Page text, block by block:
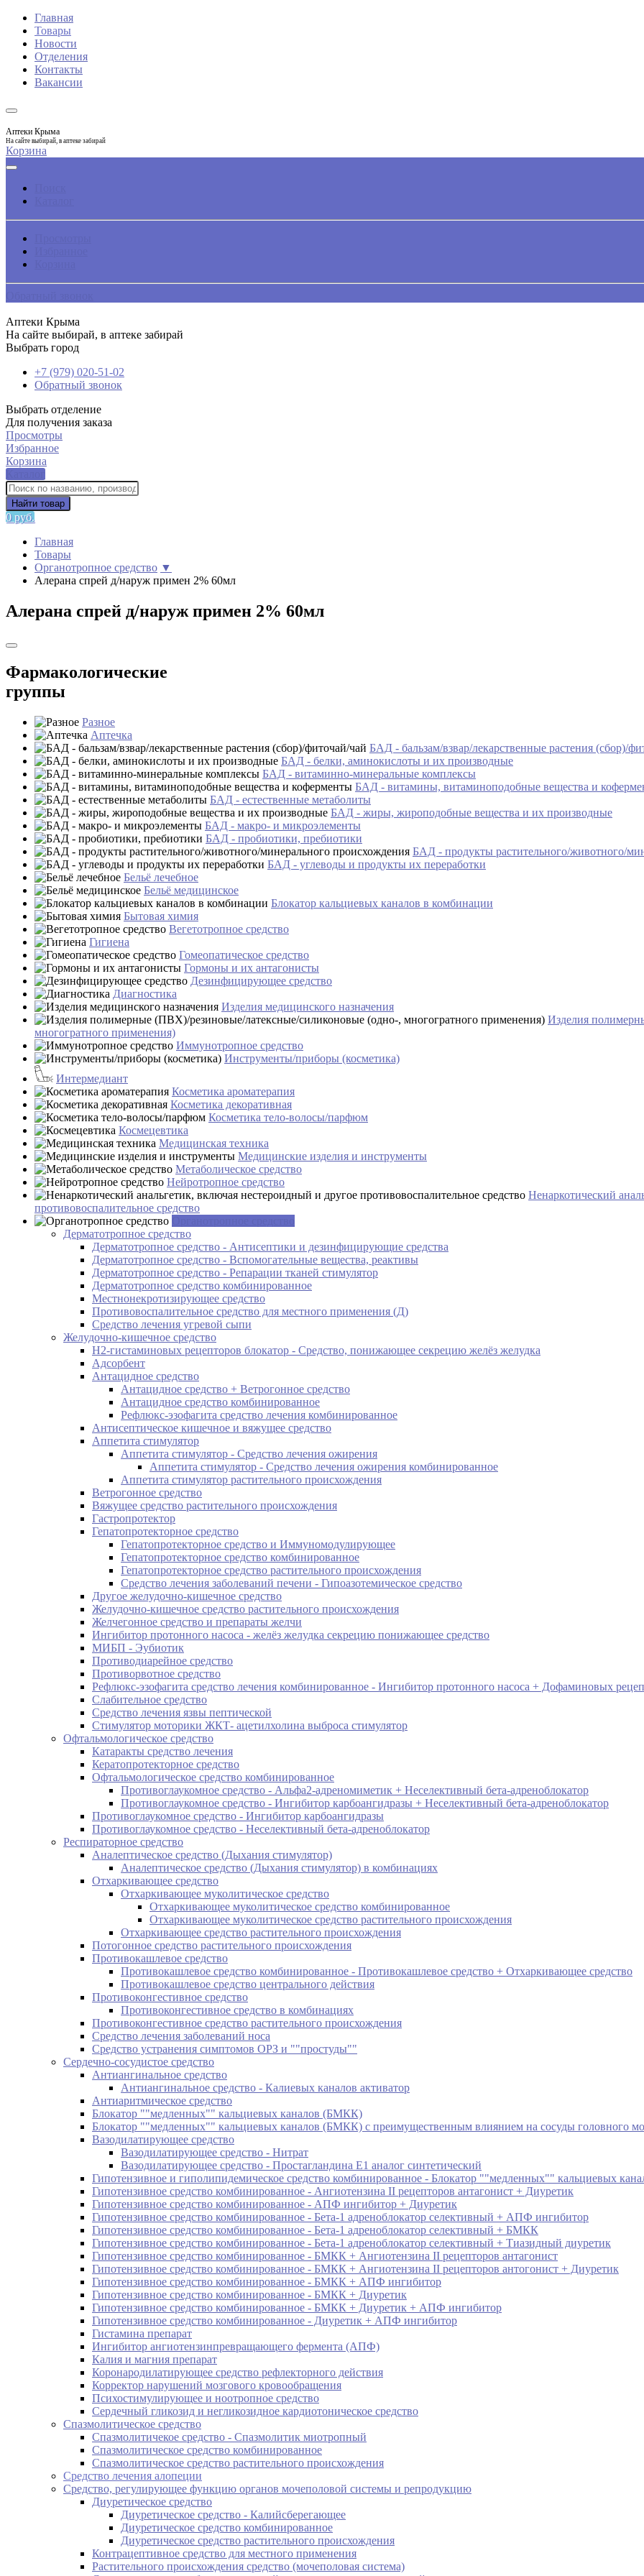
Главная
Товары
Новости
Отделения
Контакты
Вакансии
Аптеки Крыма
На сайте выбирай, в аптеке забирай
Корзина
Аптеки Крыма
На сайте выбирай, в аптеке забирай
Выбрать город
+7 (979) 020-51-02
Обратный звонок
Выбрать отделение
Для получения заказа
Просмотры
Избранное
Корзина
Найти товар
0 руб.
Главная
Товары
Органотропное средство ▼
Алерана спрей д/наруж примен 2% 60мл
Алерана спрей д/наруж примен 2% 60мл
Фармакологические
группы
Разное
Аптечка
БАД - бальзам/взвар/лекарственные растения (сбор)/
БАД - белки, аминокислоты и их производные
БАД - витаминно-минеральные комплексы
БАД - витамины, витаминоподобные вещества и
БАД - естественные метаболиты
БАД - жиры, жироподобные вещества и их производные
БАД - макро- и микроэлементы
БАД - пробиотики, пребиотики
БАД - продукты растительного/животного/
БАД - углеводы и продукты их переработки
Бельё лечебное
Бельё медицинское
Блокатор кальциевых каналов в комбинации
Бытовая химия
Вегетотропное средство
Гигиена
Гомеопатическое средство
Гормоны и их антагонисты
Дезинфицирующее средство
Диагностика
Изделия медицинского назначения
Изделия
многогратного применения)
Иммунотропное средство
Инструменты/приборы (косметика)
Интермедиант
Косметика ароматерапия
Косметика декоративная
Косметика тело-волосы/парфюм
Космецевтика
Медицинская техника
Медицинские изделия и инструменты
Метаболическое средство
Нейротропное средство
Ненаркотический
противовоспалительное средство
Дерматотропное средство
Дерматотропное средство - Антисептики и дезинфицирующие средства
Дерматотропное средство - Вспомогательные вещества, реактивы
Дерматотропное средство - Репарации тканей стимулятор
Дерматотропное средство комбинированное
Местнонекротизирующее средство
Противовоспалительное средство для местного применения (Д)
Средство лечения угревой сыпи
Желудочно-кишечное средство
H2-гистаминовых рецепторов блокатор - Средство, понижающее секрецию желёз желудка
Адсорбент
Антацидное средство
Антацидное средство + Ветрогонное средство
Антацидное средство комбинированное
Рефлюкс-эзофагита средство лечения комбинированное
Антисептическое кишечное и вяжущее средство
Аппетита стимулятор
Аппетита стимулятор - Средство лечения ожирения
Аппетита стимулятор - Средство лечения ожирения комбинированное
Аппетита стимулятор растительного происхождения
Ветрогонное средство
Вяжущее средство растительного происхождения
Гастропротектор
Гепатопротекторное средство
Гепатопротекторное средство и Иммуномодулирующее
Гепатопротекторное средство комбинированное
Гепатопротекторное средство растительного происхождения
Средство лечения заболеваний печени - Гипоазотемическое средство
Другое желудочно-кишечное средство
Желудочно-кишечное средство растительного происхождения
Желчегонное средство и препараты желчи
Ингибитор протонного насоса - желёз желудка секрецию понижающее средство
МИБП - Эубиотик
Противодиарейное средство
Противорвотное средство
Рефлюкс-эзофагита средство лечения комбинированное - Ингибитор протонного насоса + Дофаминовых
Слабительное средство
Средство лечения язвы пептической
Стимулятор моторики ЖКТ- ацетилхолина выброса стимулятор
Офтальмологическое средство
Катаракты средство лечения
Кератопротекторное средство
Офтальмологическое средство комбинированное
Противоглаукомное средство - Альфа2-адреномиметик + Неселективный бета-адреноблокатор
Противоглаукомное средство - Ингибитор карбоангидразы + Неселективный бета-адреноблокатор
Противоглаукомное средство - Ингибитор карбоангидразы
Противоглаукомное средство - Неселективный бета-адреноблокатор
Респираторное средство
Аналептическое средство (Дыхания стимулятор)
Аналептическое средство (Дыхания стимулятор) в комбинациях
Отхаркивающее средство
Отхаркивающее муколитическое средство
Отхаркивающее муколитическое средство комбинированное
Отхаркивающее муколитическое средство растительного происхождения
Отхаркивающее средство растительного происхождения
Потогонное средство растительного происхождения
Противокашлевое средство
Противокашлевое средство комбинированное - Противокашлевое средство + Отхаркивающее средство
Противокашлевое средство центрального действия
Противоконгестивное средство
Противоконгестивное средство в комбинациях
Противоконгестивное средство растительного происхождения
Средство лечения заболеваний носа
Средство устранения симптомов ОРЗ и ""простуды""
Сердечно-сосудистое средство
Антиангинальное средство
Антиангинальное средство - Калиевых каналов активатор
Антиаритмическое средство
Блокатор ""медленных"" кальциевых каналов (БМКК)
Блокатор ""медленных"" кальциевых каналов (БМКК) с преимущественным влиянием на сосуды головного
Вазодилатирующее средство
Вазодилатирующее средство - Нитрат
Вазодилатирующее средство - Простагландина Е1 аналог синтетический
Гипотензивное и гиполипидемическое средство комбинированное - Блокатор ""медленных"" кальциевых
Гипотензивное средство комбинированное - Ангиотензина II рецепторов антагонист + Диуретик
Гипотензивное средство комбинированное - АПФ ингибитор + Диуретик
Гипотензивное средство комбинированное - Бета-1 адреноблокатор селективный + АПФ ингибитор
Гипотензивное средство комбинированное - Бета-1 адреноблокатор селективный + БМКК
Гипотензивное средство комбинированное - Бета-1 адреноблокатор селективный + Тиазидный диуретик
Гипотензивное средство комбинированное - БМКК + Ангиотензина II рецепторов антагонист
Гипотензивное средство комбинированное - БМКК + Ангиотензина II рецепторов антогонист + Диуретик
Гипотензивное средство комбинированное - БМКК + АПФ ингибитор
Гипотензивное средство комбинированное - БМКК + Диуретик
Гипотензивное средство комбинированное - БМКК + Диуретик + АПФ ингибитор
Гипотензивное средство комбинированное - Диуретик + АПФ ингибитор
Гистамина препарат
Ингибитор ангиотензинпревращающего фермента (АПФ)
Калия и магния препарат
Коронародилатирующее средство рефлекторного действия
Корректор нарушений мозгового кровообращения
Психостимулирующее и ноотропное средство
Сердечный гликозид и негликозидное кардиотоническое средство
Спазмолитическое средство
Спазмолитичекое средство - Спазмолитик миотропный
Спазмолитическое средство комбинированное
Спазмолитическое средство растительного происхождения
Средство лечения алопеции
Средство, регулирующее функцию органов мочеполовой системы и репродукцию
Диуретическое средство
Диуретическое средство - Калийсберегающее
Диуретическое средство комбинированное
Диуретическое средство растительного происхождения
Контрацептивное средство для местного применения
Растительного происхождения средство (мочеполовая система)